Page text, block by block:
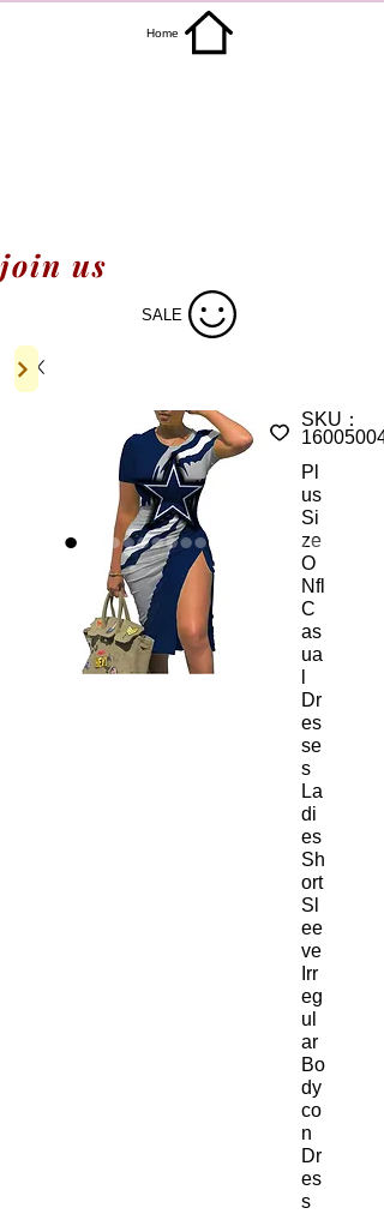
Home
join us
SALE
SKU：
Pl
us
Si
ze
O
Nfl
C
as
ua
Dr
es
se
s
La
di
es
Sh
ort
Sl
ee
ve
Irr
eg
ul
ar
Bo
dy
co
n
Dr
es
s